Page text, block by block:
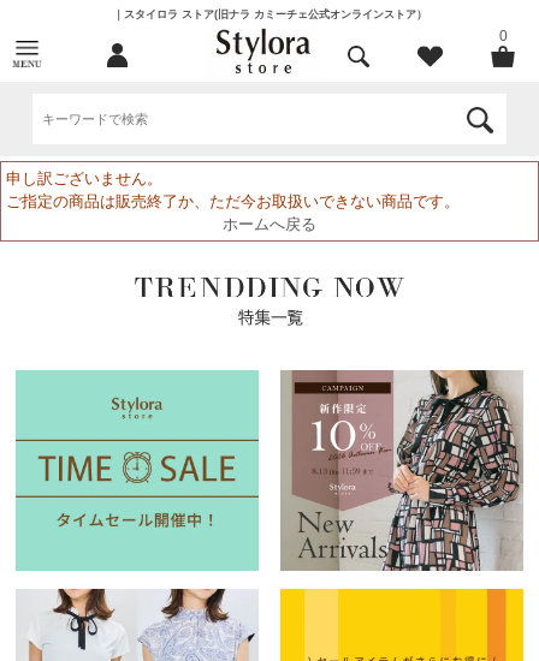
｜スタイロラ ストア(旧ナラ カミーチェ公式オンラインストア）
0
申し訳ございません。
ご指定の商品は販売終了か、ただ今お取扱いできない商品です。
ホームへ戻る